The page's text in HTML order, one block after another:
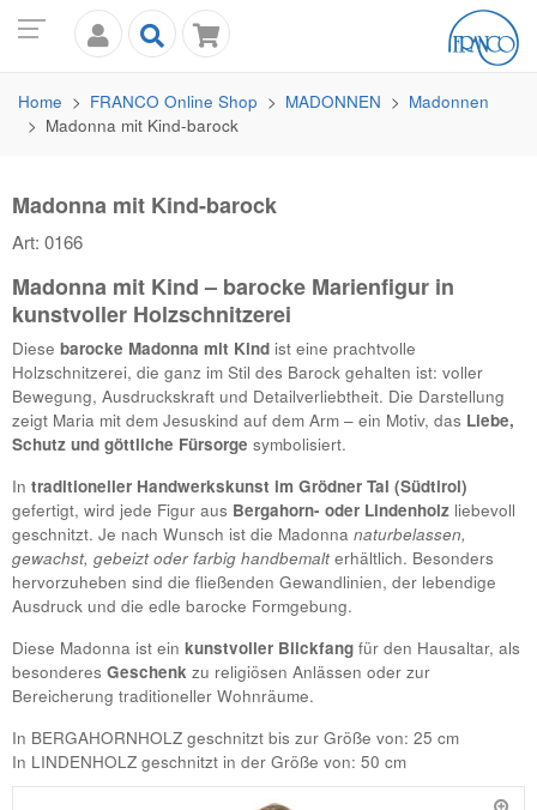
Home FRANCO Online Shop MADONNEN
Madonnen
Madonna mit Kind-barock
Madonna mit Kind-barock
Art: 0166
Madonna mit Kind – barocke Marienfigur in
kunstvoller Holzschnitzerei
Diese barocke Madonna mit Kind ist eine prachtvolle
Holzschnitzerei, die ganz im Stil des Barock gehalten ist: voller
Bewegung, Ausdruckskraft und Detailverliebtheit. Die Darstellung
zeigt Maria mit dem Jesuskind auf dem Arm – ein Motiv, das Liebe,
Schutz und göttliche Fürsorge symbolisiert.
In traditioneller Handwerkskunst im Grödner Tal (Südtirol)
gefertigt, wird jede Figur aus Bergahorn- oder Lindenholz liebevoll
geschnitzt. Je nach Wunsch ist die Madonna naturbelassen,
gewachst, gebeizt oder farbig handbemalterhältlich. Besonders
hervorzuheben sind die fließenden Gewandlinien, der lebendige
Ausdruck und die edle barocke Formgebung.
Diese Madonna ist ein kunstvoller Blickfang für den Hausaltar, als
besonderes Geschenk zu religiösen Anlässen oder zur
Bereicherung traditioneller Wohnräume.
In BERGAHORNHOLZ geschnitzt bis zur Größe von: 25 cm
In LINDENHOLZ geschnitzt in der Größe von: 50 cm